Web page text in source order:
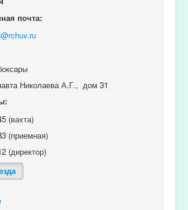
почта:
Николаева А.Г., дом 31
(вахта)
(приемная)
(директор)